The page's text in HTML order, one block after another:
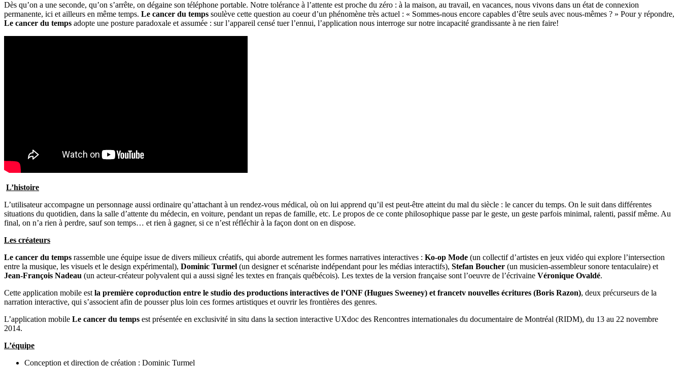
Dès qu’on a une seconde, qu’on s’arrête, on dégaine son téléphone portable. Notre tolérance à l’attente est proche du zéro : à la maison, au travail, en vacances, nous vivons dans un état de connexion
permanente, ici et ailleurs en même temps. Le cancer du temps soulève cette question au coeur d’un phénomène très actuel : « Sommes-nous encore capables d’être seuls avec nous-mêmes ? » Pour y répondre,
Le cancer du temps adopte une posture paradoxale et assumée : sur l’appareil censé tuer l’ennui, l’application nous interroge sur notre incapacité grandissante à ne rien faire!
L’histoire
L’utilisateur accompagne un personnage aussi ordinaire qu’attachant à un rendez-vous médical, où on lui apprend qu’il est peut-être atteint du mal du siècle : le cancer du temps. On le suit dans différentes
situations du quotidien, dans la salle d’attente du médecin, en voiture, pendant un repas de famille, etc. Le propos de ce conte philosophique passe par le geste, un geste parfois minimal, ralenti, passif même. Au
final, on n’a rien à perdre, sauf son temps… et rien à gagner, si ce n’est réfléchir à la façon dont on en dispose.
Les créateurs
Le cancer du temps rassemble une équipe issue de divers milieux créatifs, qui aborde autrement les formes narratives interactives : Ko-op Mode (un collectif d’artistes en jeux vidéo qui explore l’intersection
entre la musique, les visuels et le design expérimental), Dominic Turmel (un designer et scénariste indépendant pour les médias interactifs), Stefan Boucher (un musicien-assembleur sonore tentaculaire) et
Jean-François Nadeau (un acteur-créateur polyvalent qui a aussi signé les textes en français québécois). Les textes de la version française sont l’oeuvre de l’écrivaine Véronique Ovaldé.
Cette application mobile est la première coproduction entre le studio des productions interactives de l’ONF (Hugues Sweeney) et francetv nouvelles écritures (Boris Razon), deux précurseurs de la
narration interactive, qui s’associent afin de pousser plus loin ces formes artistiques et ouvrir les frontières des genres.
L’application mobile Le cancer du temps est présentée en exclusivité in situ dans la section interactive UXdoc des Rencontres internationales du documentaire de Montréal (RIDM), du 13 au 22 novembre
2014.
L’équipe
Conception et direction de création : Dominic Turmel